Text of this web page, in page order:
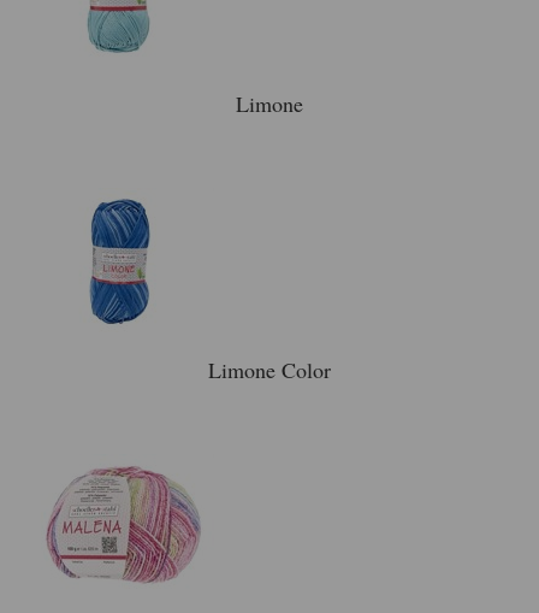
Limone
Limone Color